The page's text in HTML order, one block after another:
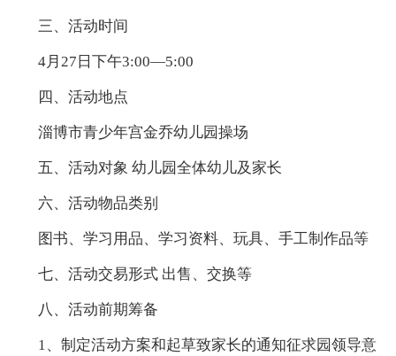
三、活动时间
4月27日下午3:00—5:00
四、活动地点
淄博市青少年宫金乔幼儿园操场
五、活动对象 幼儿园全体幼儿及家长
六、活动物品类别
图书、学习用品、学习资料、玩具、手工制作品等
七、活动交易形式 出售、交换等
八、活动前期筹备
1、制定活动方案和起草致家长的通知征求园领导意